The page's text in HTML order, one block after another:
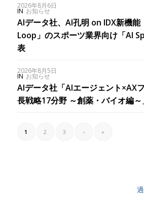
2026年8月6日
IN お知らせ
AIデータ社、AI孔明 on IDX新機
Loop」のスポーツ業界向け「AI
表
2026年8月5日
IN お知らせ
AIデータ社「AIエージェント×AX
長戦略17分野 ～創薬・バイオ編
1 2 3 › »